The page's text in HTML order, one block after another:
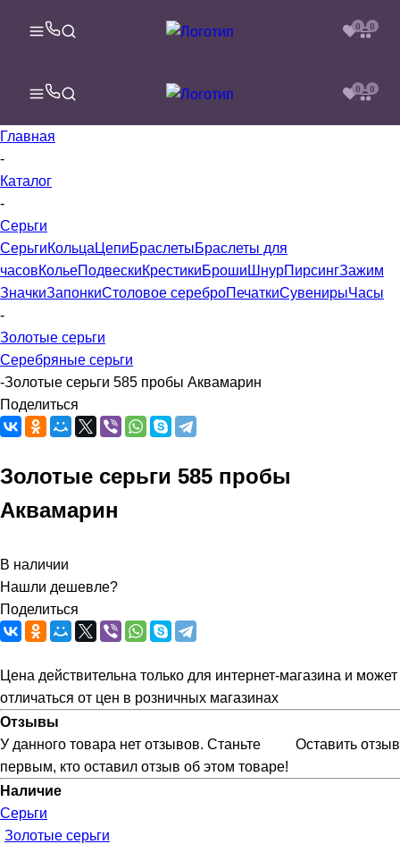
0 0
0 0
Главная
-
Каталог
-
Серьги
СерьгиКольца ЦепиБраслетыБраслеты для
часовКольеПодвескиКрестикиБроши ШнурПирсингЗажим
ЗначкиЗапонкиСтоловое сереброПечаткиСувенирыЧасы
-
Золотые серьги
Серебряные серьги
-Золотые серьги 585 пробы Аквамарин
Поделиться
Золотые серьги 585 пробы
Аквамарин
В наличии
Нашли дешевле?
Поделиться
Цена действительна только для интернет-магазина и может
отличаться от цен в розничных магазинах
Отзывы
Оставить отзыв
У данного товара нет отзывов. Станьте
первым, кто оставил отзыв об этом товаре!
Наличие
Серьги
Золотые серьги